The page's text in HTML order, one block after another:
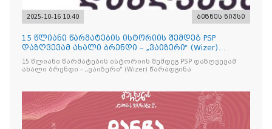
2025-10-16 10:40 ბიზნეს ნიუსი
15 წლიანი წარმატების ისტორიის შემდეგ PSP
დაზღვევამ ახალი ბრენდი – „ვაიზერი“ (Wizer)
წარადგინა
15 წლიანი წარმატების ისტორიის შემდეგ PSP დაზღვევამ
ახალი ბრენდი – „ვაიზერი“ (Wizer) წარადგინა